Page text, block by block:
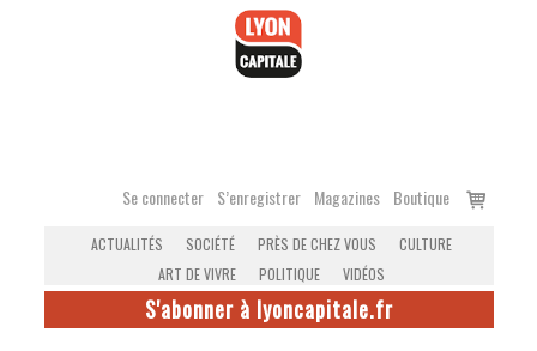
Se connecter S’enregistrer Magazines Boutique
Voir
ACTUALITÉS SOCIÉTÉ PRÈS DE CHEZ VOUS
CULTURE
ART DE VIVRE
POLITIQUE VIDÉOS
S'abonner à lyoncapitale.fr